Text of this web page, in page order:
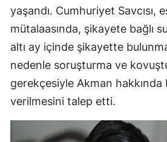
yaşandı. Cumhuriyet Savcısı,
mütalaasında, şikayete bağlı
altı ay içinde şikayette
nedenle soruşturma ve
gerekçesiyle Akman hakkında
verilmesini talep etti.